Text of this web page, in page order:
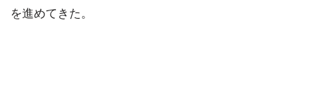
を進めてきた。